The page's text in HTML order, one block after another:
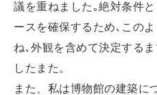
議を重ねました｡絶対条件
ースを確保するため､この
ね､外観を含めて決定する
したまた。
また、私は博物館の建築に